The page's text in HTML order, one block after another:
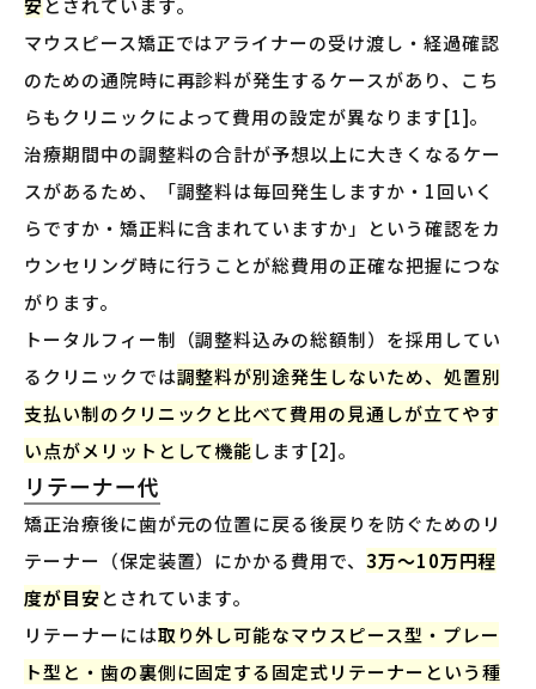
安とされています。
マウスピース矯正ではアライナーの受け渡し・経過確認
のための通院時に再診料が発生するケースがあり、こち
らもクリニックによって費用の設定が異なります[1]。
治療期間中の調整料の合計が予想以上に大きくなるケー
スがあるため、「調整料は毎回発生しますか・1回いく
らですか・矯正料に含まれていますか」という確認をカ
ウンセリング時に行うことが総費用の正確な把握につな
がります。
トータルフィー制（調整料込みの総額制）を採用してい
るクリニックでは調整料が別途発生しないため、処置別
支払い制のクリニックと比べて費用の見通しが立てやす
い点がメリットとして機能します[2]。
リテーナー代
矯正治療後に歯が元の位置に戻る後戻りを防ぐためのリ
テーナー（保定装置）にかかる費用で、 3万〜10万円程
度が目安とされています。
リテーナーには取り外し可能なマウスピース型・プレー
ト型と・歯の裏側に固定する固定式リテーナーという種